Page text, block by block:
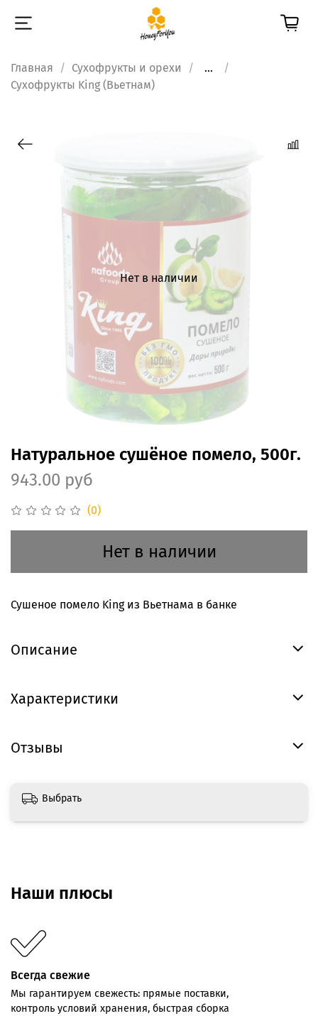
Главная Сухофрукты и орехи
...
Сухофрукты King (Вьетнам)
Нет в наличии
(0)
Натуральное сушёное помело, 500г.
943.00 руб
Нет в наличии
Сушеное помело King из Вьетнама в банке
Описание
Характеристики
Отзывы
Выбрать
Наши плюсы
Всегда свежие
Мы гарантируем свежесть: прямые поставки,
контроль условий хранения, быстрая сборка